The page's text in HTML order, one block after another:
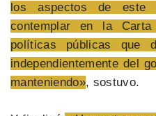
los aspectos de este
contemplar en la
políticas públicas que
independientemente del
manteniendo», sostuvo.